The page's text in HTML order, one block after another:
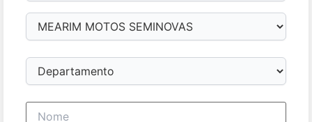
Loja
Departamento
Nome completo